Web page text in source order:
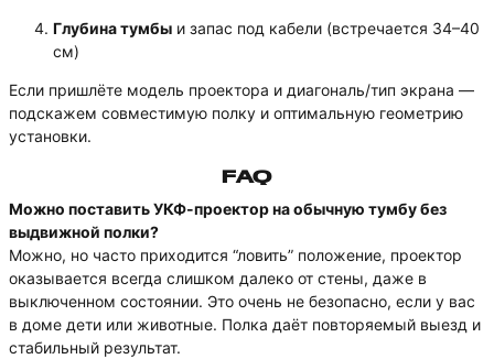
Глубина тумбы и запас под кабели (встречается 34–40
см)
Если пришлёте модель проектора и диагональ/тип экрана —
подскажем совместимую полку и оптимальную геометрию
установки.
FAQ
Можно поставить УКФ-проектор на обычную тумбу без
выдвижной полки?
Можно, но часто приходится “ловить” положение, проектор
оказывается всегда слишком далеко от стены, даже в
выключенном состоянии. Это очень не безопасно, если у вас
в доме дети или животные. Полка даёт повторяемый выезд и
стабильный результат.